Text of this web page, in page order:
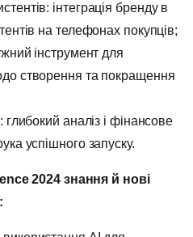
інтеграція бренду в
на телефонах покупців;
інструмент для
створення та покращення
глибокий аналіз і фінансове
успішного запуску.
2024 знання й нові